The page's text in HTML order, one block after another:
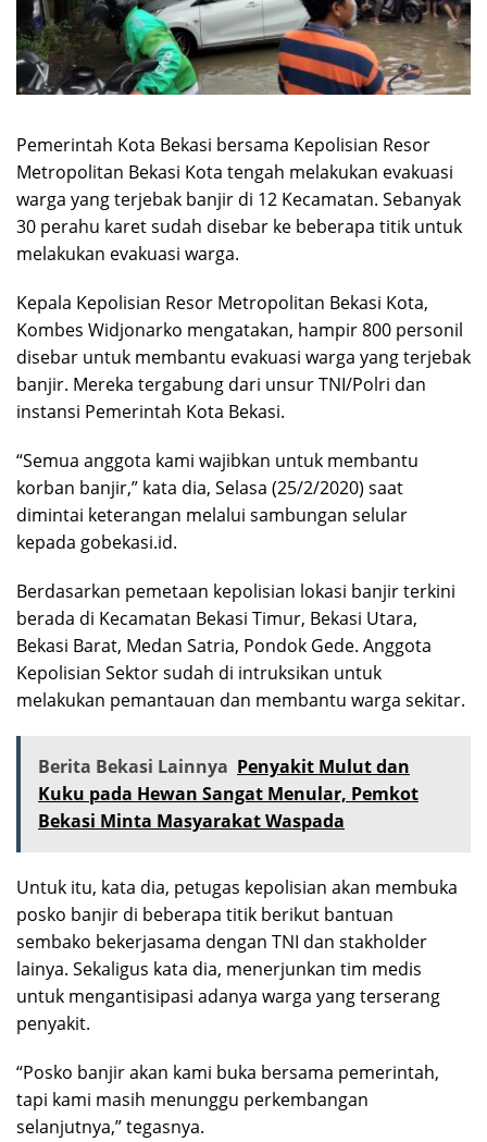
Pemerintah Kota Bekasi bersama Kepolisian Resor
Metropolitan Bekasi Kota tengah melakukan evakuasi
warga yang terjebak banjir di 12 Kecamatan. Sebanyak
30 perahu karet sudah disebar ke beberapa titik untuk
melakukan evakuasi warga.
Kepala Kepolisian Resor Metropolitan Bekasi Kota,
Kombes Widjonarko mengatakan, hampir 800 personil
disebar untuk membantu evakuasi warga yang terjebak
banjir. Mereka tergabung dari unsur TNI/Polri dan
instansi Pemerintah Kota Bekasi.
“Semua anggota kami wajibkan untuk membantu
korban banjir,” kata dia, Selasa (25/2/2020) saat
dimintai keterangan melalui sambungan selular
kepada gobekasi.id.
Berdasarkan pemetaan kepolisian lokasi banjir terkini
berada di Kecamatan Bekasi Timur, Bekasi Utara,
Bekasi Barat, Medan Satria, Pondok Gede. Anggota
Kepolisian Sektor sudah di intruksikan untuk
melakukan pemantauan dan membantu warga sekitar.
Berita Bekasi Lainnya Penyakit Mulut dan
Kuku pada Hewan Sangat Menular, Pemkot
Bekasi Minta Masyarakat Waspada
Untuk itu, kata dia, petugas kepolisian akan membuka
posko banjir di beberapa titik berikut bantuan
sembako bekerjasama dengan TNI dan stakholder
lainya. Sekaligus kata dia, menerjunkan tim medis
untuk mengantisipasi adanya warga yang terserang
penyakit.
“Posko banjir akan kami buka bersama pemerintah,
tapi kami masih menunggu perkembangan
selanjutnya,” tegasnya.